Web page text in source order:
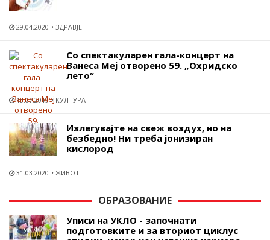
29.04.2020 ЗДРАВЈЕ
Со спектакуларен гала-концерт на
Ванеса Меј отворено 59. „Охридско
лето“
13.07.2019 КУЛТУРА
Излегувајте на свеж воздух, но на
безбедно! Ни треба јонизиран
кислород
31.03.2020 ЖИВОТ
ОБРАЗОВАНИЕ
Уписи на УКЛО - започнати
подготовките и за вториот циклус